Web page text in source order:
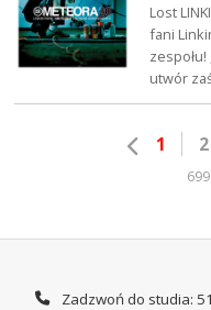
Lost
fani
utwór
1 2
Zadzwoń do studia: